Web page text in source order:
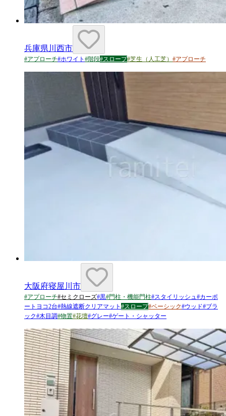
兵庫県川西市
#アプローチ#ホワイト #階段#スロープ#芝生（人工芝） #アプローチ
大阪府寝屋川市
#アプローチ#セミクローズ#黒#門柱・機能門柱#スタイリッシュ#カーポ
ートヨコ2台#熱線遮断クリアマット #スロープ#ベーシック#ウッド#ブラ
ック#木目調#物置#花壇#グレー#ゲート・シャッター